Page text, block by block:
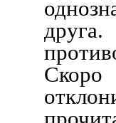
Скоро